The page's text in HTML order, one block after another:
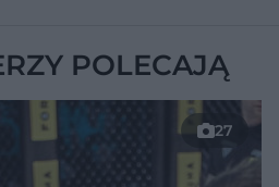
POLECAJĄ
27